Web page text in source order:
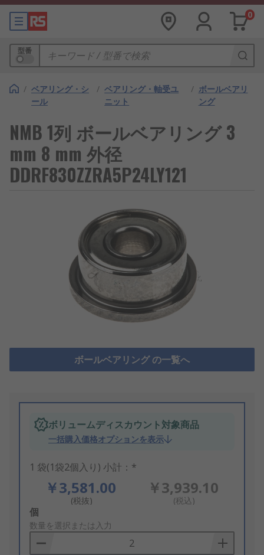
0
型番
/ ベアリング・シ
ール
/ ベアリング・軸受ユ
ニット
/ ボールベアリ
ング
NMB 1列 ボールベアリング 3
mm 8 mm 外径
DDRF830ZZRA5P24LY121
ボールベアリング の一覧へ
ボリュームディスカウント対象商品
一括購入価格オプションを表示
1 袋(1袋2個入り) 小計：*
￥3,581.00
(税抜)
￥3,939.10
(税込)
Add
to
Basket
個
数量を選択または入力